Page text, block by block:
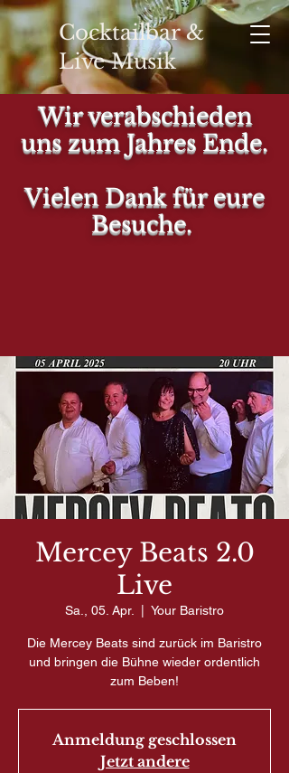
Cocktailbar &
Live Musik
Wir verabschieden
uns zum Jahres Ende.
Vielen Dank für eure
Besuche.
Mercey Beats 2.0
Live
Sa., 05. Apr. Your Baristro
Die Mercey Beats sind zurück im Baristro
und bringen die Bühne wieder ordentlich
zum Beben!
Anmeldung geschlossen
Jetzt andere